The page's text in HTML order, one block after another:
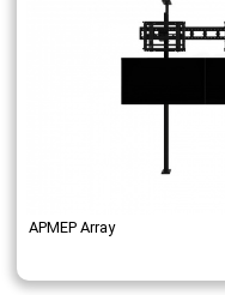
АРМЕР Array